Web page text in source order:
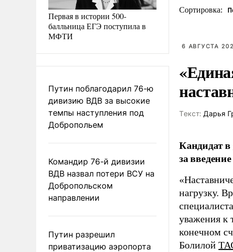
Первая в истории 500-
балльница ЕГЭ поступила в
МФТИ
Путин поблагодарил 76-ю
дивизию ВДВ за высокие
темпы наступления под
Добропольем
Командир 76-й дивизии
ВДВ назвал потери ВСУ на
Добропольском
направлении
Путин разрешил
приватизацию аэропорта
Сортировка:
6 АВГУСТА
Tекст: Дарья
Кандидат
за
нагрузку.
уважения к
конечном
Болилой